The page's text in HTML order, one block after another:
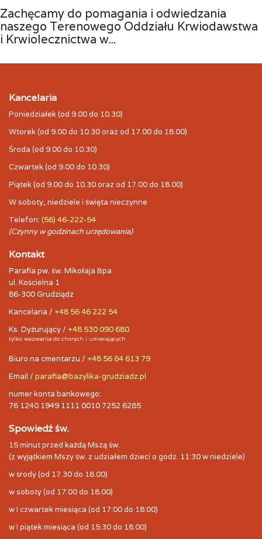
Zachęcamy do pomagania i odwiedzania
naszego Terenowego Oddziału Krwiodawstwa
i Krwiolecznictwa w...
Kancelaria
Poniedziałek (od 9.00 do 10.30)
Wtorek (od 9.00 do 10.30 oraz od 17.00 do 18.00)
Środa (od 9.00 do 10.30)
Czwartek (od 9.00 do 10.30)
Piątek (od 9.00 do 10.30 oraz od 17.00 do 18.00)
W soboty, niedziele i święta nieczynne
Telefon: (56) 46-222-54
(Czynny w godzinach urzędowania)
Kontakt
Parafia pw. św. Mikołaja Bpa
ul. Kościelna 1
86-300 Grudziądz
Kancelaria / +48 56 46 222 54
Ks. Dyżurujący / +48 530 090 680
tylko wezwania do chorych i umierających
Biuro na cmentarzu / +48 56 64 613 79
Email /parafia@bazylika-grudziadz.pl
numer konta bankowego:
76 1240 1949 1111 0010 7252 6285
Spowiedź św.
15 minut przed każdą Mszą św.
(z wyjątkiem Mszy św. z udziałem dzieci o godz. 11:30 w niedziele)
w środy (od 17.30 do 18.00)
w soboty (od 17:00 do 18.00)
w I czwartek miesiąca (od 17:00 do 18:00)
w I piątek miesiąca (od 15:30 do 18.00)